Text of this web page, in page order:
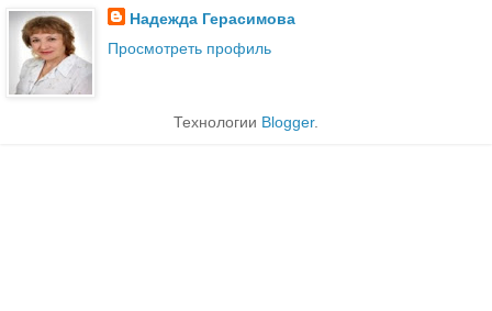
Надежда Герасимова
Просмотреть профиль
Технологии Blogger.